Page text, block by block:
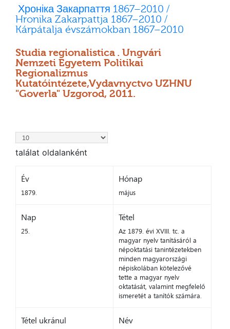
Хроніка Закарпаття 1867–2010 /
Hronika Zakarpattja 1867–2010 /
Kárpátalja évszámokban 1867–2010
Studia regionalistica . Ungvári
Nemzeti Egyetem Politikai
Regionalizmus
Kutatóintézete,Vydavnyctvo UZHNU
"Goverla" Uzgorod, 2011.
találat oldalanként
Év
1879.
Hónap
május
Nap
25.
Tétel
Az 1879. évi XVIII. tc. a
magyar nyelv tanításáról a
népoktatási tanintézetekben
minden magyarországi
népiskolában kötelezővé
tette a magyar nyelv
oktatását, valamint megfelelő
ismeretét a tanítók számára.
Tétel ukránul Név